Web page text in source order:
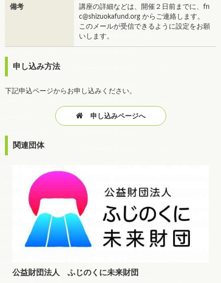
備考
講座の詳細などは、開催２日前までに、fn
c@shizuokafund.org からご連絡します。
このメールが受信できるように設定をお願
いします。
申し込み方法
下記申込ページからお申し込みください。
申し込みページへ
関連団体
公益財団法人 ふじのくに未来財団